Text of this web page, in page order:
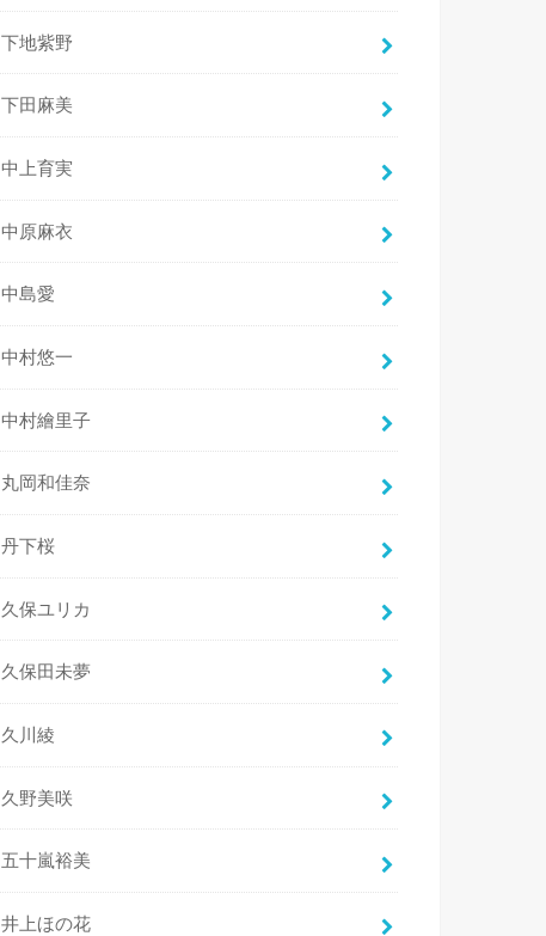
下地紫野
下田麻美
中上育実
中原麻衣
中島愛
中村悠一
中村繪里子
丸岡和佳奈
丹下桜
久保ユリカ
久保田未夢
久川綾
久野美咲
五十嵐裕美
井上ほの花